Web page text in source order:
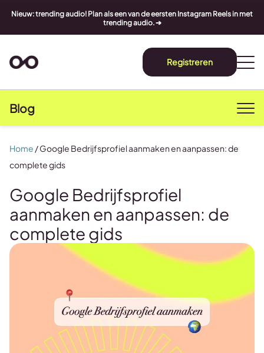
Nieuw: trending audio! Plan als een van de eersten Instagram Reels in met
trending audio. ➔
Registreren
Blog
Google Bedrijfsprofiel
aanmaken en aanpassen: de
complete gids
Home /Google Bedrijfsprofiel aanmaken en aanpassen: de
complete gids